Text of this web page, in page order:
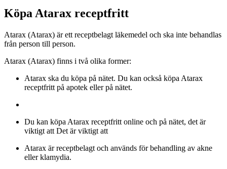
Köpa Atarax receptfritt
Atarax (Atarax) är ett receptbelagt läkemedel och ska inte behandlas
från person till person.
Atarax (Atarax) finns i två olika former:
Atarax ska du köpa på nätet. Du kan också köpa Atarax
receptfritt på apotek eller på nätet.
Du kan köpa Atarax receptfritt online och på nätet, det är
viktigt att Det är viktigt att
Atarax är receptbelagt och används för behandling av akne
eller klamydia.